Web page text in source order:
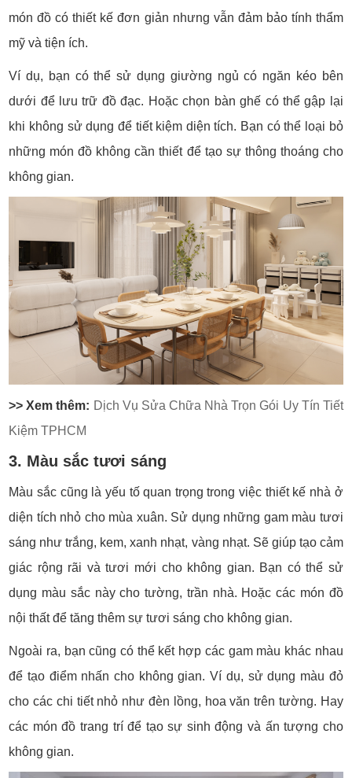
món đồ có thiết kế đơn giản nhưng vẫn đảm bảo tính thẩm
mỹ và tiện ích.
Ví dụ, bạn có thể sử dụng giường ngủ có ngăn kéo bên
dưới để lưu trữ đồ đạc. Hoặc chọn bàn ghế có thể gập lại
khi không sử dụng để tiết kiệm diện tích. Bạn có thể loại bỏ
những món đồ không cần thiết để tạo sự thông thoáng cho
không gian.
>> Xem thêm: Dịch Vụ Sửa Chữa Nhà Trọn Gói Uy Tín Tiết
Kiệm TPHCM
3. Màu sắc tươi sáng
Màu sắc cũng là yếu tố quan trọng trong việc thiết kế nhà ở
diện tích nhỏ cho mùa xuân. Sử dụng những gam màu tươi
sáng như trắng, kem, xanh nhạt, vàng nhạt. Sẽ giúp tạo cảm
giác rộng rãi và tươi mới cho không gian. Bạn có thể sử
dụng màu sắc này cho tường, trần nhà. Hoặc các món đồ
nội thất để tăng thêm sự tươi sáng cho không gian.
Ngoài ra, bạn cũng có thể kết hợp các gam màu khác nhau
để tạo điểm nhấn cho không gian. Ví dụ, sử dụng màu đỏ
cho các chi tiết nhỏ như đèn lồng, hoa văn trên tường. Hay
các món đồ trang trí để tạo sự sinh động và ấn tượng cho
không gian.